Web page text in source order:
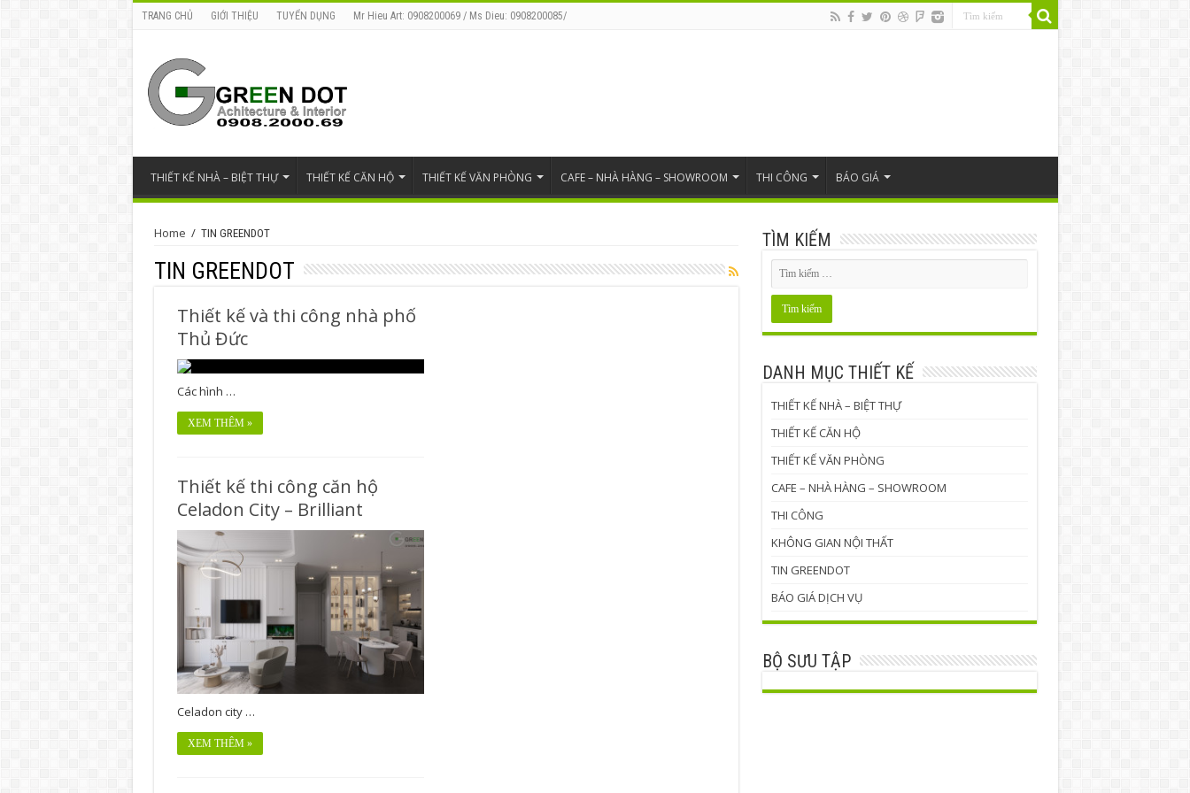
TRANG CHỦ GIỚI THIỆU TUYỂN DỤNG Mr Hieu Art: 0908200069 / Ms Dieu: 0908200085/
THIẾT KẾ NHÀ – BIỆT THỰ THIẾT KẾ CĂN HỘ THIẾT KẾ VĂN PHÒNG CAFE – NHÀ HÀNG – SHOWROOM THI CÔNG BÁO GIÁ
Home / TIN GREENDOT
TIN GREENDOT
Thiết kế và thi công nhà phố
Thủ Đức
Các hình …
XEM THÊM »
Thiết kế thi công căn hộ
Celadon City – Brilliant
Celadon city …
XEM THÊM »
TÌM KIẾM
DANH MỤC THIẾT KẾ
THIẾT KẾ NHÀ – BIỆT THỰ
THIẾT KẾ CĂN HỘ
THIẾT KẾ VĂN PHÒNG
CAFE – NHÀ HÀNG – SHOWROOM
THI CÔNG
KHÔNG GIAN NỘI THẤT
TIN GREENDOT
BÁO GIÁ DỊCH VỤ
BỘ SƯU TẬP